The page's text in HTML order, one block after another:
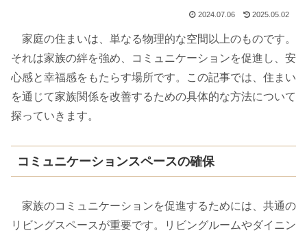
2024.07.06 2025.05.02
家庭の住まいは、単なる物理的な空間以上のものです。
それは家族の絆を強め、コミュニケーションを促進し、安
心感と幸福感をもたらす場所です。この記事では、住まい
を通じて家族関係を改善するための具体的な方法について
探っていきます。
コミュニケーションスペースの確保
家族のコミュニケーションを促進するためには、共通の
リビングスペースが重要です。リビングルームやダイニン